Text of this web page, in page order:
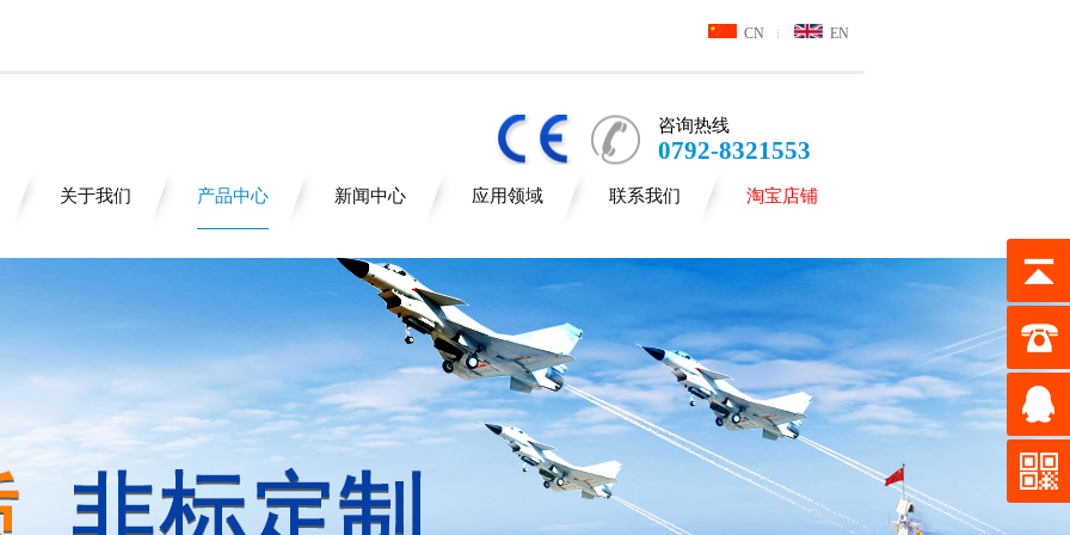
CN EN
咨询热线
0792-8321553
关于我们 产品中心 新闻中心 应用领域 联系我们 淘宝店铺